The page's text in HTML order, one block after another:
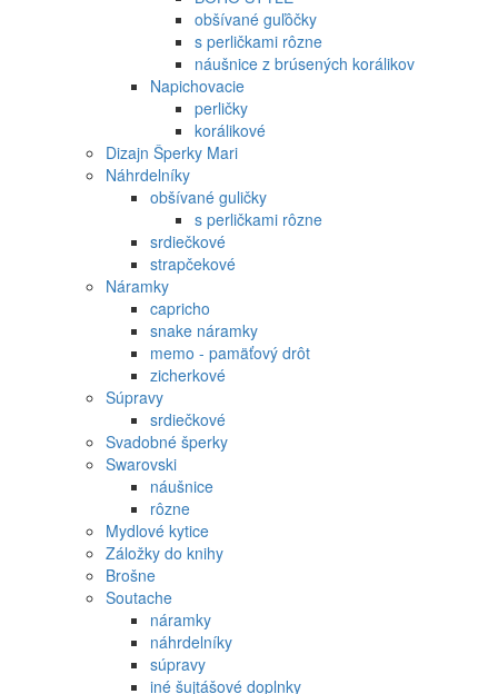
obšívané guľôčky
s perličkami rôzne
náušnice z brúsených korálikov
Napichovacie
perličky
korálikové
Dizajn Šperky Mari
Náhrdelníky
obšívané guličky
s perličkami rôzne
srdiečkové
strapčekové
Náramky
capricho
snake náramky
memo - pamäťový drôt
zicherkové
Súpravy
srdiečkové
Svadobné šperky
Swarovski
náušnice
rôzne
Mydlové kytice
Záložky do knihy
Brošne
Soutache
náramky
náhrdelníky
súpravy
iné šujtášové doplnky